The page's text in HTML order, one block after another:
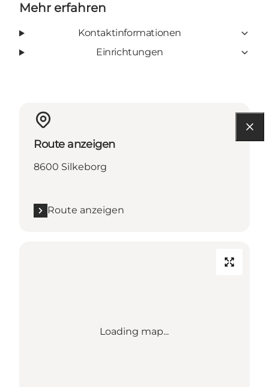
Mehr erfahren
Kontaktinformationen
Einrichtungen
Route anzeigen
8600 Silkeborg
Route anzeigen
Loading map...